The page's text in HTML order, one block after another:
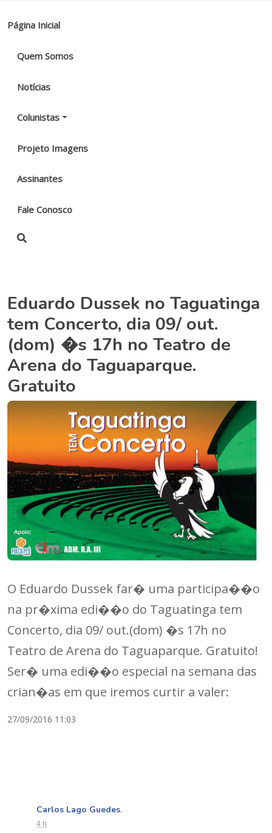
Página Inicial
Quem Somos
Notícias
Colunistas
Projeto Imagens
Assinantes
Fale Conosco
Eduardo Dussek no Taguatinga
tem Concerto, dia 09/ out.
(dom) �s 17h no Teatro de
Arena do Taguaparque.
Gratuito
O Eduardo Dussek far� uma participa��o
na pr�xima edi��o do Taguatinga tem
Concerto, dia 09/ out.(dom) �s 17h no
Teatro de Arena do Taguaparque. Gratuito!
Ser� uma edi��o especial na semana das
crian�as em que iremos curtir a valer:
27/09/2016 11:03
Carlos Lago Guedes.
4 h